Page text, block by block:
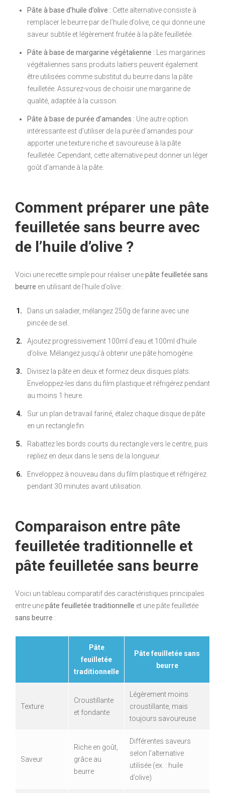
Pâte à base d’huile d’olive : Cette alternative consiste à
remplacer le beurre par de l’huile d’olive, ce qui donne une
saveur subtile et légèrement fruitée à la pâte feuilletée.
Pâte à base de margarine végétalienne : Les margarines
végétaliennes sans produits laitiers peuvent également
être utilisées comme substitut du beurre dans la pâte
feuilletée. Assurez-vous de choisir une margarine de
qualité, adaptée à la cuisson.
Pâte à base de purée d’amandes : Une autre option
intéressante est d’utiliser de la purée d’amandes pour
apporter une texture riche et savoureuse à la pâte
feuilletée. Cependant, cette alternative peut donner un léger
goût d’amande à la pâte.
Comment préparer une pâte
feuilletée sans beurre avec
de l’huile d’olive ?
Voici une recette simple pour réaliser unepâte feuilletée sans
beurre en utilisant de l’huile d’olive :
Dans un saladier, mélangez 250g de farine avec une
pincée de sel.
Ajoutez progressivement 100ml d’eau et 100ml d’huile
d’olive. Mélangez jusqu’à obtenir une pâte homogène.
Divisez la pâte en deux et formez deux disques plats.
Enveloppez-les dans du film plastique et réfrigérez pendant
au moins 1 heure.
Sur un plan de travail fariné, étalez chaque disque de pâte
en un rectangle fin.
Rabattez les bords courts du rectangle vers le centre, puis
repliez en deux dans le sens de la longueur.
Enveloppez à nouveau dans du film plastique et réfrigérez
pendant 30 minutes avant utilisation.
Comparaison entre pâte
feuilletée traditionnelle et
pâte feuilletée sans beurre
Voici un tableau comparatif des caractéristiques principales
entre unepâte feuilletée traditionnelle et une pâte feuilletée
sans beurre :
Pâte
feuilletée
traditionnelle
Pâte feuilletée sans
beurre
Texture
Croustillante
et fondante
Légèrement moins
croustillante, mais
toujours savoureuse
Saveur
Riche en goût,
grâce au
beurre
Différentes saveurs
selon l’alternative
utilisée (ex. : huile
d’olive)